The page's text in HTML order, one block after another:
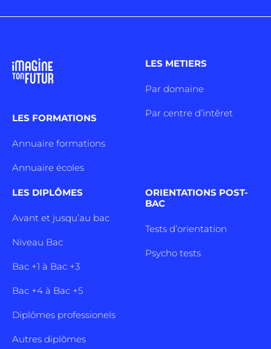
LES FORMATIONS
Annuaire formations
Annuaire écoles
LES METIERS
Par domaine
Par centre d’intêret
LES DIPLÔMES
Avant et jusqu’au bac
Niveau Bac
Bac +1 à Bac +3
Bac +4 à Bac +5
Diplômes professionels
Autres diplômes
ORIENTATIONS POST-
BAC
Tests d’orientation
Psycho tests